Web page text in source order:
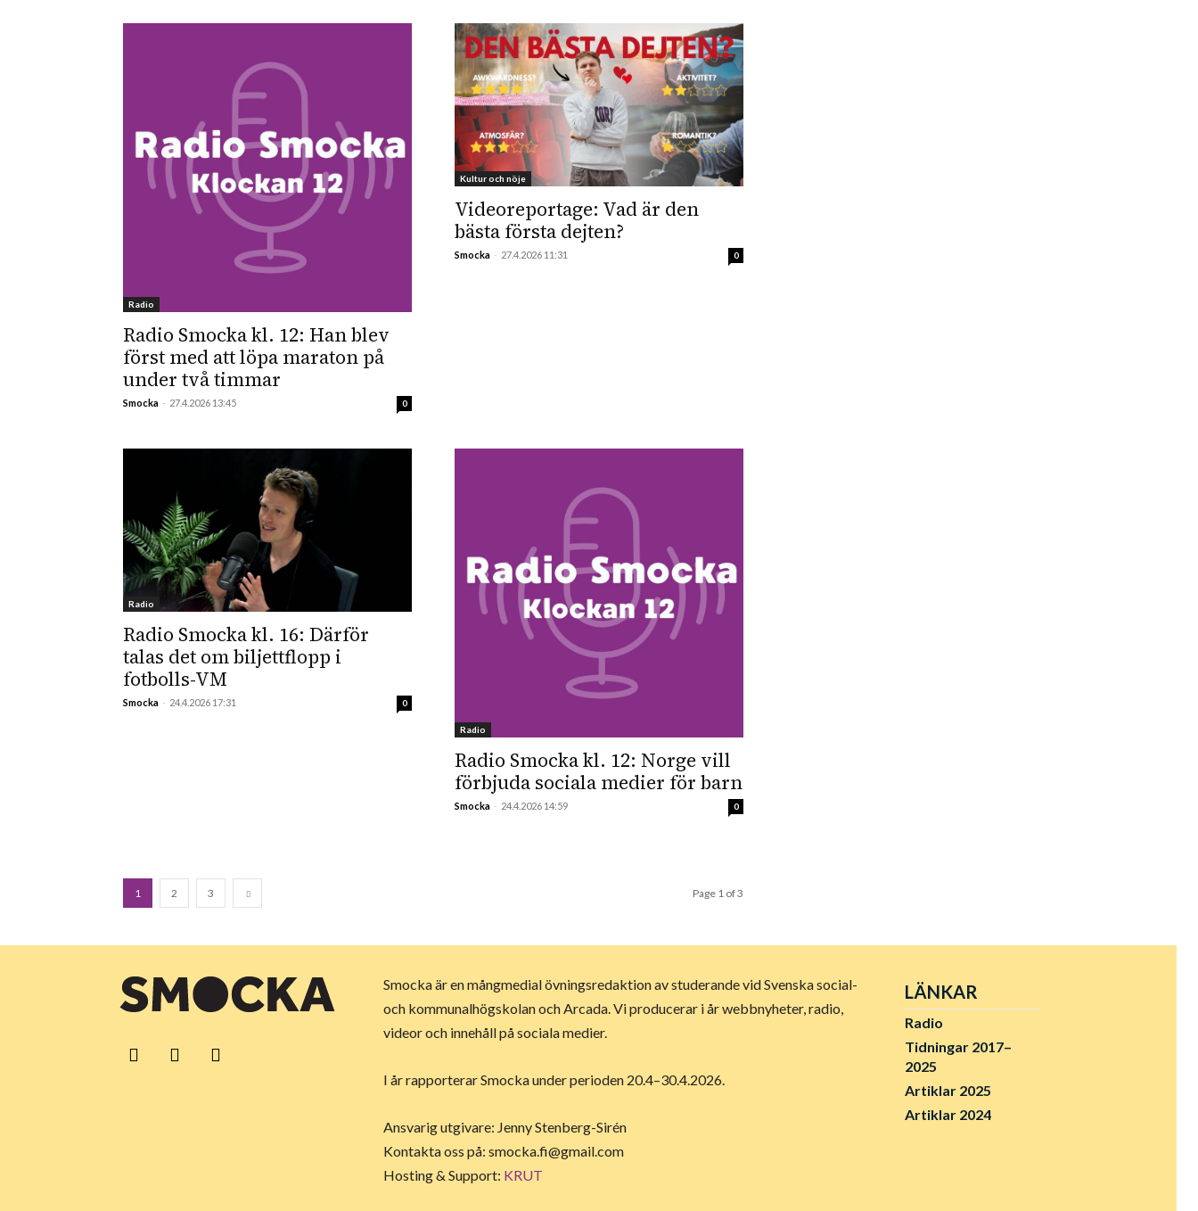
Radio
Radio Smocka kl. 12: Han blev
först med att löpa maraton på
under två timmar
Smocka - 27.4.2026 13:45 0
Kultur och nöje
Videoreportage: Vad är den
bästa första dejten?
Smocka - 27.4.2026 11:31 0
Radio
Radio Smocka kl. 16: Därför
talas det om biljettflopp i
fotbolls-VM
Smocka - 24.4.2026 17:31 0
Radio
Radio Smocka kl. 12: Norge vill
förbjuda sociala medier för barn
Smocka - 24.4.2026 14:59 0
1 2 3 Page 1 of 3
Smocka är en mångmedial övningsredaktion av studerande vid Svenska social-
och kommunalhögskolan och Arcada. Vi producerar i år webbnyheter, radio,
videor och innehåll på sociala medier.
I år rapporterar Smocka under perioden 20.4–30.4.2026.
Ansvarig utgivare: Jenny Stenberg-Sirén
Kontakta oss på: smocka.fi@gmail.com
Hosting & Support: KRUT
LÄNKAR
Radio
Tidningar 2017–
2025
Artiklar 2025
Artiklar 2024